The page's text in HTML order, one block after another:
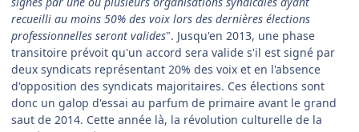
recueilli au moins 50% des voix lors des dernières élections
professionnelles seront valides". Jusqu'en 2013, une phase
transitoire prévoit qu'un accord sera valide s'il est signé par
deux syndicats représentant 20% des voix et en l'absence
d'opposition des syndicats majoritaires. Ces élections sont
donc un galop d'essai au parfum de primaire avant le grand
saut de 2014. Cette année là, la révolution culturelle de la